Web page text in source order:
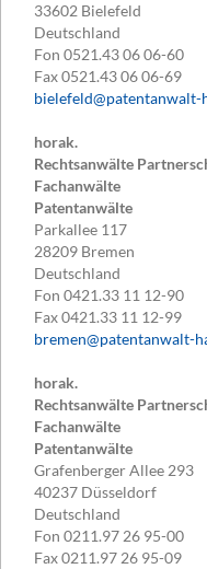
33602 Bielefeld
Deutschland
Fon 0521.43 06 06-60
Fax0521.43 06 06-69
bielefeld@patentanwalt-
horak.
Rechtsanwälte
Fachanwälte
Patentanwälte
Parkallee 117
28209 Bremen
Deutschland
Fon 0421.33 11 12-90
Fax0421.33 11 12-99
bremen@patentanwalt-
horak.
Rechtsanwälte
Fachanwälte
Patentanwälte
Grafenberger Allee 293
40237 Düsseldorf
Deutschland
Fon 0211.97 26 95-00
Fax0211.97 26 95-09